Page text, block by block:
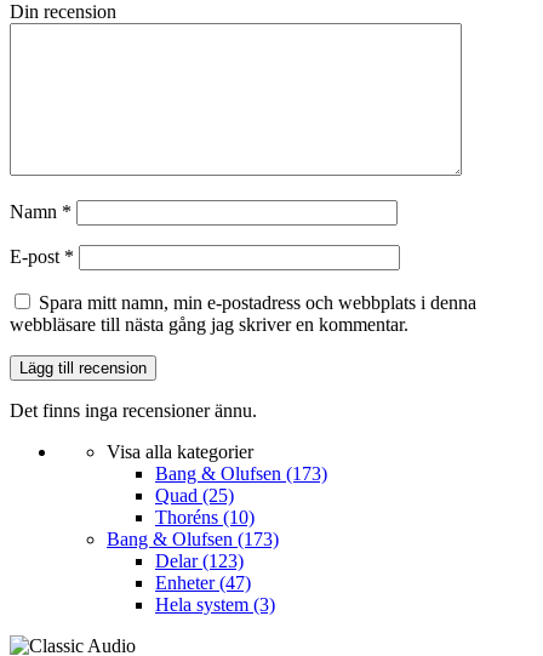
Din recension
Namn *
E-post *
Spara mitt namn, min e-postadress och webbplats i denna
webbläsare till nästa gång jag skriver en kommentar.
Det finns inga recensioner ännu.
Visa alla kategorier
Bang & Olufsen (173)
Quad (25)
Thoréns (10)
Bang & Olufsen (173)
Delar(123)
Enheter(47)
Hela system (3)